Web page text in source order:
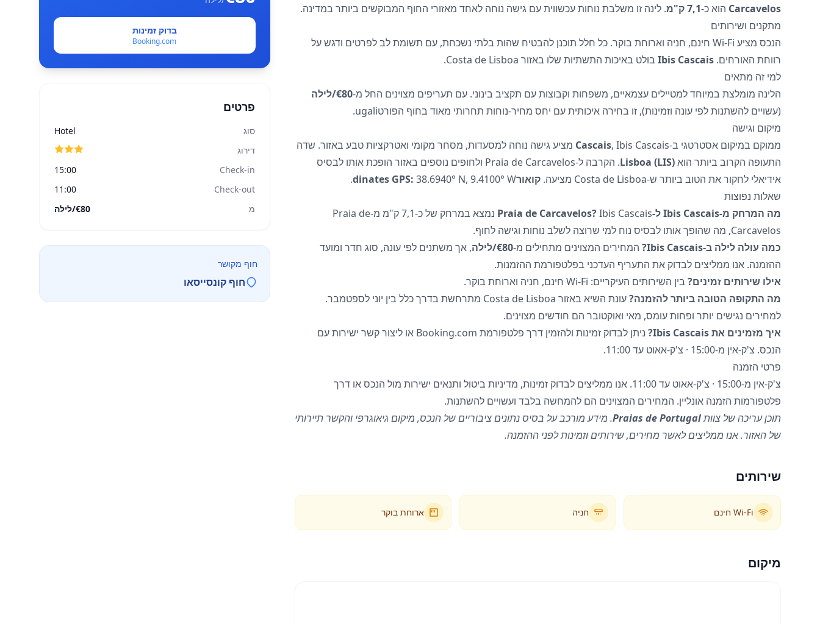
Carcavelos הוא כ-7,1 ק"מ
. לינה זו משלבת נוחות עכשווית עם גישה נוחה לאחד מאזורי החוף המבוקשים ביותר במדינה.
מתקנים ושירותים
הנכס מציע Wi-Fi חינם, חניה וארוחת בוקר. כל חלל תוכנן להבטיח שהות בלתי נשכחת, עם תשומת לב לפרטים ודגש על
רווחת האורחים. Ibis Cascais בולט באיכות התשתיות שלו באזור Costa de Lisboa.
למי זה מתאים
הלינה מומלצת במיוחד למטיילים עצמאיים, משפחות וקבוצות עם תקציב בינוני. עם תעריפים מצוינים החל מ-€80/לילה
(עשויים להשתנות לפי עונה וזמינות), זו בחירה איכותית עם יחס מחיר-נוחות תחרותי מאוד בחוף הפורטugali.
מיקום וגישה
ממוקם במיקום אסטרטגי ב-
Cascais , Ibis Cascais מציע גישה נוחה למסעדות, מסחר מקומי ואטרקציות טבע באזור. שדה
התעופה הקרוב ביותר הואLisboa (LIS)
. הקרבה ל-Praia de Carcavelos ולחופים נוספים באזור הופכת אותו לבסיס
אידיאלי לחקור את הטוב ביותר ש-Costa de Lisboa מציעה.
קואורdinates GPS:38.6940° N, 9.4100° W.
שאלות נפוצות
מה המרחק מ-Ibis Cascais ל-Praia de Carcavelos?
Ibis Cascais נמצא במרחק של כ-7,1 ק"מ מ-Praia de
Carcavelos, מה שהופך אותו לבסיס נוח למי שרוצה לשלב נוחות וגישה לחוף.
כמה עולה לילה ב-Ibis Cascais?
המחירים המצוינים מתחילים מ-€80/לילה
, אך משתנים לפי עונה, סוג חדר ומועד
ההזמנה. אנו ממליצים לבדוק את התעריף העדכני בפלטפורמת ההזמנות.
אילו שירותים זמינים? בין השירותים העיקריים: Wi-Fi חינם, חניה וארוחת בוקר.
מה התקופה הטובה ביותר להזמנה?
עונת השיא באזור Costa de Lisboa מתרחשת בדרך כלל בין יוני לספטמבר.
למחירים נגישים יותר ופחות עומס, מאי ואוקטובר הם חודשים מצוינים.
איך מזמינים את Ibis Cascais?
ניתן לבדוק זמינות ולהזמין דרך פלטפורמת Booking.com או ליצור קשר ישירות עם
הנכס. צ'ק-אין מ-15:00 · צ'ק-אאוט עד 11:00.
פרטי הזמנה
צ'ק-אין מ-15:00 · צ'ק-אאוט עד 11:00. אנו ממליצים לבדוק זמינות, מדיניות ביטול ותנאים ישירות מול הנכס או דרך
פלטפורמות הזמנה אונליין. המחירים המצוינים הם להמחשה בלבד ועשויים להשתנות.
תוכן עריכה של צוותPraias de Portugal. מידע מורכב על בסיס נתונים ציבוריים של הנכס, מיקום גיאוגרפי והקשר תיירותי
של האזור. אנו ממליצים לאשר מחירים, שירותים וזמינות לפני ההזמנה.
שירותים
Wi-Fi חינם חניה ארוחת בוקר
מיקום
בדוק זמינות
Booking.com
פרטים
סוג
Hotel
דירוג
Check-in
15:00
Check-out
11:00
מ
€80/לילה
חוף מקושר
חוף קונסייסאו